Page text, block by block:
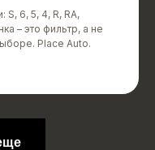
S, 6, 5, 4, R, RA,
– это фильтр, а не
Place Auto.